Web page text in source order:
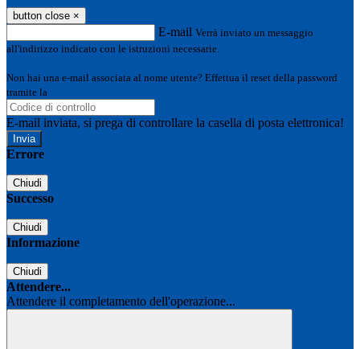
button close ×
E-mail Verrà inviato un messaggio
all'indirizzo indicato con le istruzioni necessarie.
Non hai una e-mail associata al nome utente? Effettua il reset della password
tramite la
E-mail inviata, si prega di controllare la casella di posta elettronica!
Errore
Chiudi
Successo
Chiudi
Informazione
Chiudi
Attendere...
Attendere il completamento dell'operazione...